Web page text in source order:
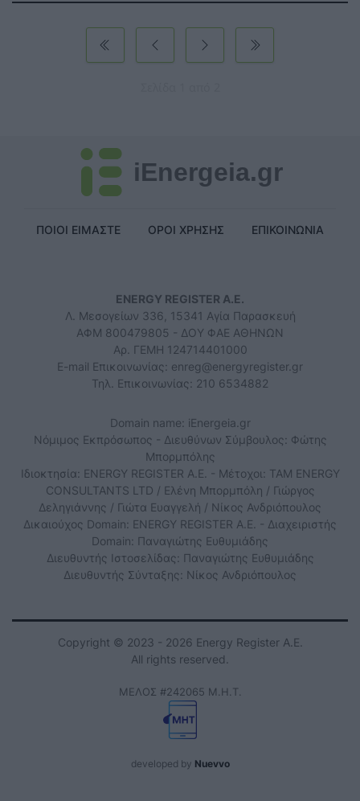
iEnergeia.gr
ΠΟΙΟΙ ΕΙΜΑΣΤΕ ΟΡΟΙ ΧΡΗΣΗΣ ΕΠΙΚΟΙΝΩΝΙΑ
ENERGY REGISTER Α.Ε.
Λ. Μεσογείων 336, 15341 Αγία Παρασκευή
ΑΦΜ 800479805 - ΔΟΥ ΦΑΕ ΑΘΗΝΩΝ
Αρ. ΓΕΜΗ 124714401000
E-mail Επικοινωνίας: enreg@energyregister.gr
Τηλ. Επικοινωνίας: 210 6534882
Domain name: iEnergeia.gr
Νόμιμος Εκπρόσωπος - Διευθύνων Σύμβουλος: Φώτης
Μπορμπόλης
Ιδιοκτησία: ENERGY REGISTER Α.Ε. - Μέτοχοι: TAM ENERGY
CONSULTANTS LTD / Ελένη Μπορμπόλη / Γιώργος
Δεληγιάννης / Γιώτα Ευαγγελή / Νίκος Ανδριόπουλος
Δικαιούχος Domain: ENERGY REGISTER Α.Ε. - Διαχειριστής
Domain: Παναγιώτης Ευθυμιάδης
Διευθυντής Ιστοσελίδας: Παναγιώτης Ευθυμιάδης
Διευθυντής Σύνταξης: Νίκος Ανδριόπουλος
Copyright © 2023 - 2026 Energy Register Α.Ε.
All rights reserved.
ΜΕΛΟΣ #242065 Μ.Η.Τ.
developed by Nuevvo